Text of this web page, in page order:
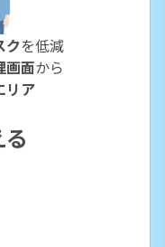
クを低減
画面から
リア